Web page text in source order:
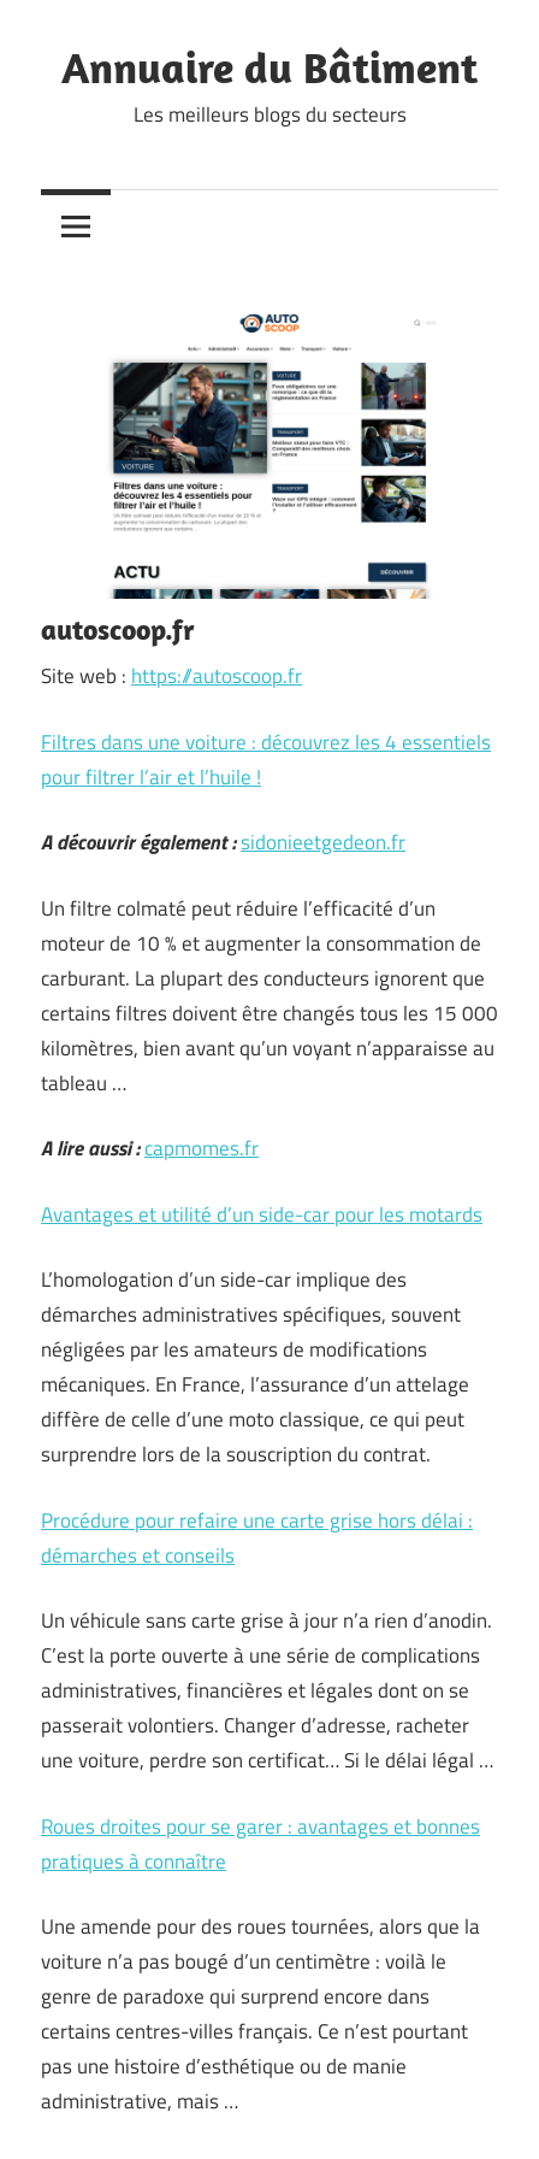
content
Annuaire du Bâtiment
Les meilleurs blogs du secteurs
autoscoop.fr
Site web : https://autoscoop.fr
Filtres dans une voiture : découvrez les 4 essentiels
pour filtrer l’air et l’huile !
A découvrir également :sidonieetgedeon.fr
Un filtre colmaté peut réduire l’efficacité d’un
moteur de 10 % et augmenter la consommation de
carburant. La plupart des conducteurs ignorent que
certains filtres doivent être changés tous les 15 000
kilomètres, bien avant qu’un voyant n’apparaisse au
tableau …
A lire aussi :capmomes.fr
Avantages et utilité d’un side-car pour les motards
L’homologation d’un side-car implique des
démarches administratives spécifiques, souvent
négligées par les amateurs de modifications
mécaniques. En France, l’assurance d’un attelage
diffère de celle d’une moto classique, ce qui peut
surprendre lors de la souscription du contrat.
Procédure pour refaire une carte grise hors délai :
démarches et conseils
Un véhicule sans carte grise à jour n’a rien d’anodin.
C’est la porte ouverte à une série de complications
administratives, financières et légales dont on se
passerait volontiers. Changer d’adresse, racheter
une voiture, perdre son certificat… Si le délai légal …
Roues droites pour se garer : avantages et bonnes
pratiques à connaître
Une amende pour des roues tournées, alors que la
voiture n’a pas bougé d’un centimètre : voilà le
genre de paradoxe qui surprend encore dans
certains centres-villes français. Ce n’est pourtant
pas une histoire d’esthétique ou de manie
administrative, mais …